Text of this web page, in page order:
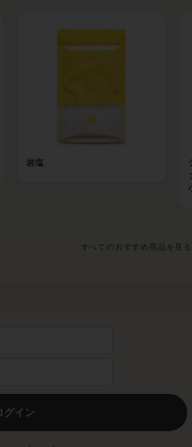
岩塩
すべてのおすすめ商品を見る
グイン